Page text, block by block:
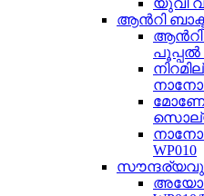
യുവി
ആൻറി
ആൻറി
പൂപ്പൽ
WP010